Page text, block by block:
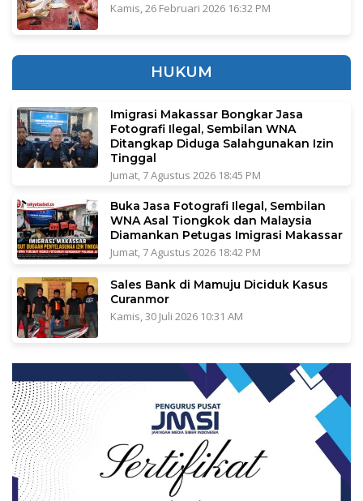
Kamis, 26 Februari 2026 16:32 PM
HUKUM
Imigrasi Makassar Bongkar Jasa
Fotografi Ilegal, Sembilan WNA
Ditangkap Diduga Salahgunakan Izin
Tinggal
Jumat, 7 Agustus 2026 18:45 PM
Buka Jasa Fotografi Ilegal, Sembilan
WNA Asal Tiongkok dan Malaysia
Diamankan Petugas Imigrasi Makassar
Jumat, 7 Agustus 2026 18:42 PM
Sales Bank di Mamuju Diciduk Kasus
Curanmor
Kamis, 30 Juli 2026 10:31 AM